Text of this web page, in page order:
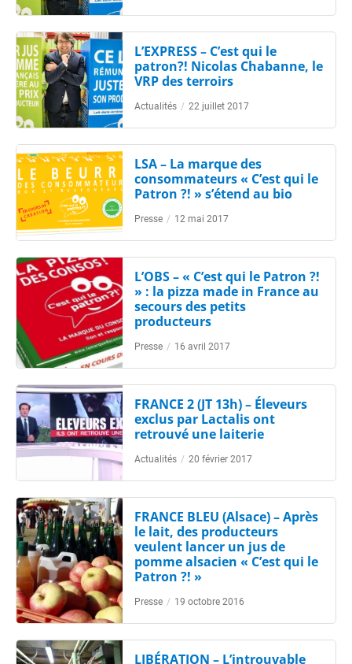
L’EXPRESS – C’est qui le
patron?! Nicolas Chabanne, le
VRP des terroirs
Actualités / 22 juillet 2017
LSA – La marque des
consommateurs « C’est qui le
Patron ?! » s’étend au bio
Presse / 12 mai 2017
L’OBS – « C’est qui le Patron ?!
» : la pizza made in France au
secours des petits
producteurs
Presse / 16 avril 2017
FRANCE 2 (JT 13h) – Éleveurs
exclus par Lactalis ont
retrouvé une laiterie
Actualités / 20 février 2017
FRANCE BLEU (Alsace) – Après
le lait, des producteurs
veulent lancer un jus de
pomme alsacien « C’est qui le
Patron ?! »
Presse / 19 octobre 2016
LIBÉRATION – L’introuvable